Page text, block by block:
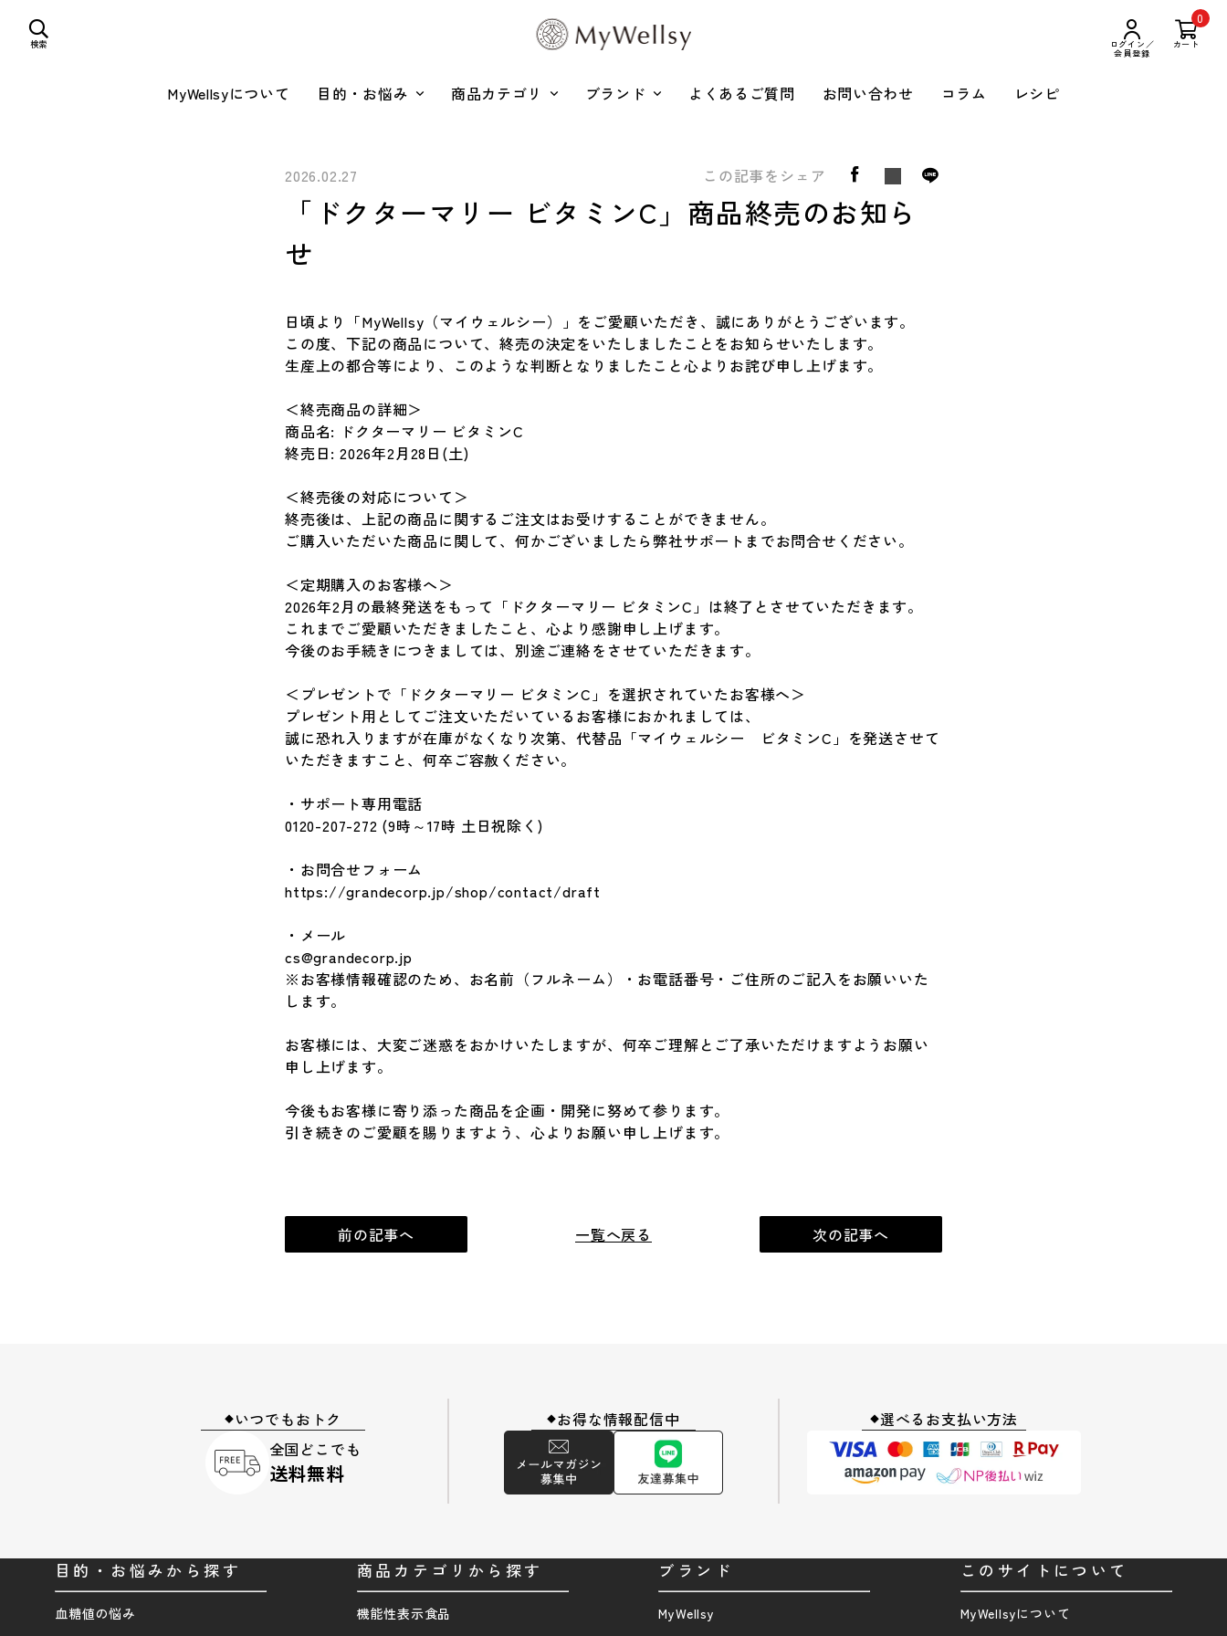
検索 ログイン／
会員登録
0
カート
MyWellsyについて 目的・お悩み 商品カテゴリ ブランド よくあるご質問 お問い合わせ コラム レシピ
2026.02.27 この記事をシェア
「ドクターマリー ビタミンC」商品終売のお知ら
せ
日頃より「MyWellsy（マイウェルシー）」をご愛顧いただき、誠にありがとうございます。
この度、下記の商品について、終売の決定をいたしましたことをお知らせいたします。
生産上の都合等により、このような判断となりましたこと心よりお詫び申し上げます。
＜終売商品の詳細＞
商品名: ドクターマリー ビタミンC
終売日: 2026年2月28日(土)
＜終売後の対応について＞
終売後は、上記の商品に関するご注文はお受けすることができません。
ご購入いただいた商品に関して、何かございましたら弊社サポートまでお問合せください。
＜定期購入のお客様へ＞
2026年2月の最終発送をもって「ドクターマリー ビタミンC」は終了とさせていただきます。
これまでご愛顧いただきましたこと、心より感謝申し上げます。
今後のお手続きにつきましては、別途ご連絡をさせていただきます。
＜プレゼントで「ドクターマリー ビタミンC」を選択されていたお客様へ＞
プレゼント用としてご注文いただいているお客様におかれましては、
誠に恐れ入りますが在庫がなくなり次第、代替品「マイウェルシー ビタミンC」を発送させて
いただきますこと、何卒ご容赦ください。
・サポート専用電話
0120-207-272 (9時～17時 土日祝除く)
・お問合せフォーム
https://grandecorp.jp/shop/contact/draft
・メール
cs@grandecorp.jp
※お客様情報確認のため、お名前（フルネーム）・お電話番号・ご住所のご記入をお願いいた
します。
お客様には、大変ご迷惑をおかけいたしますが、何卒ご理解とご了承いただけますようお願い
申し上げます。
今後もお客様に寄り添った商品を企画・開発に努めて参ります。
引き続きのご愛顧を賜りますよう、心よりお願い申し上げます。
前の記事へ 一覧へ戻る 次の記事へ
◆ いつでもおトク
全国どこでも
送料無料
◆お得な情報配信中 ◆選べるお支払い方法
目的・お悩みから探す
血糖値の悩み
商品カテゴリから探す
機能性表示食品
ブランド
MyWellsy
このサイトについて
MyWellsyについて